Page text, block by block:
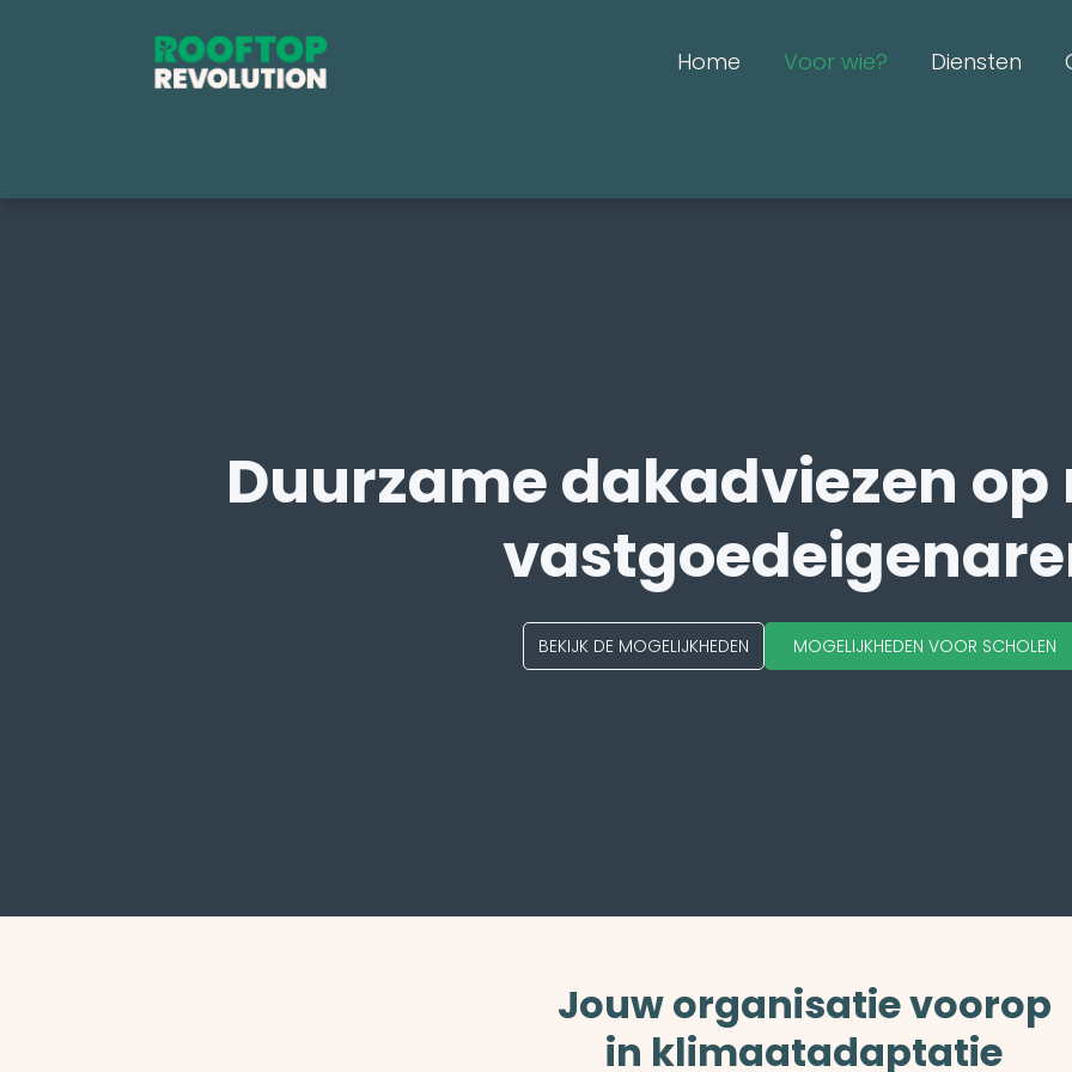
Home Voor wie? Diensten
Duurzame dakadviezen
BEKIJK DE MOGELIJKHEDEN MOGELIJKHEDEN VOOR SCHOLEN
Jouw organisatie voorop
in klimaatadaptatie